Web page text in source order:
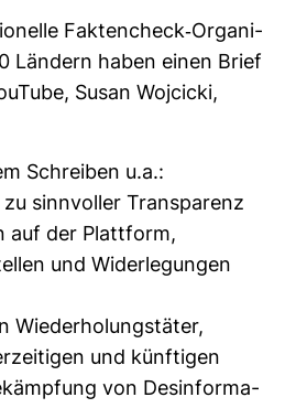
Fak­ten­check-​Orga­ni­
Län­dern haben einen Brief
Susan Wojcicki,
Schreiben u.a.:
sinn­voller Trans­pa­renz
auf der Platt­form,
und Wider­le­gungen
Wie­der­ho­lungs­täter,
und künf­tigen
von Des­in­for­ma­